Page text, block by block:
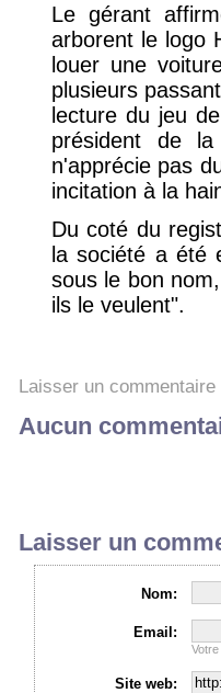
Le gérant
arborent le logo
louer une
plusieurs
lecture du jeu
président de
n'apprécie pas
incitation à la
Du coté du
la société a été
sous le bon
ils le veulent".
Laisser un commentaire
Aucun
Laisser un
Nom:
Email:
Site web: